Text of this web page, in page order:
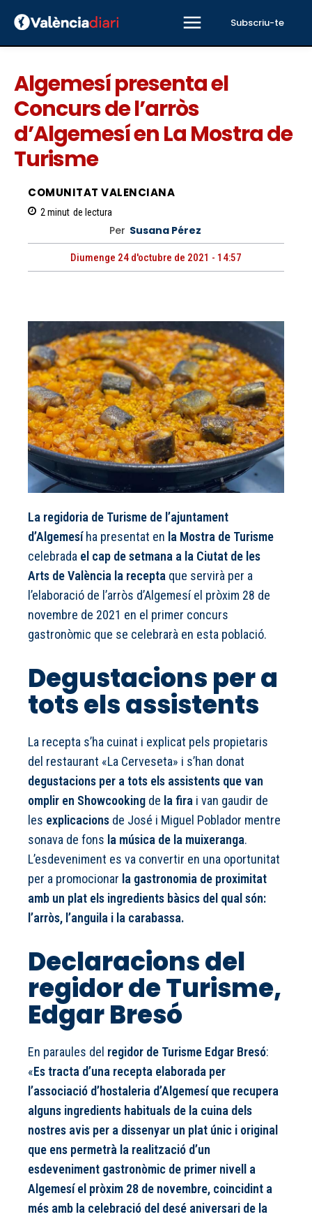
Subscriu-te
Algemesí presenta el
Concurs de l’arròs
d’Algemesí en La Mostra de
Turisme
COMUNITAT VALENCIANA
2 minut de lectura
Per Susana Pérez
Diumenge 24 d'octubre de 2021 - 14:57
La regidoria de Turisme de l’ajuntament
d’Algemesíha presentat en la Mostra de Turisme
celebrada el cap de setmana a la Ciutat de les
Arts de València la recepta que servirà per a
l’elaboració de l’arròs d’Algemesí el pròxim 28 de
novembre de 2021 en el primer concurs
gastronòmic que se celebrarà en esta població.
Degustacions per a
tots els assistents
La recepta s’ha cuinat i explicat pels propietaris
del restaurant «La Cerveseta» i s’han donat
degustacions per a tots els assistents que van
omplir en Showcooking de la fira i van gaudir de
les explicacions de José i Miguel Poblador mentre
sonava de fons la música de la muixeranga.
L’esdeveniment es va convertir en una oportunitat
per a promocionar la gastronomia de proximitat
amb un plat els ingredients bàsics del qual són:
l’arròs, l’anguila i la carabassa.
Declaracions del
regidor de Turisme,
Edgar Bresó
En paraules del regidor de Turisme Edgar Bresó:
«Es tracta d’una recepta elaborada per
l’associació d’hostaleria d’Algemesí que recupera
alguns ingredients habituals de la cuina dels
nostres avis per a dissenyar un plat únic i original
que ens permetrà la realització d’un
esdeveniment gastronòmic de primer nivell a
Algemesí el pròxim 28 de novembre, coincidint a
més amb la celebració del desé aniversari de la